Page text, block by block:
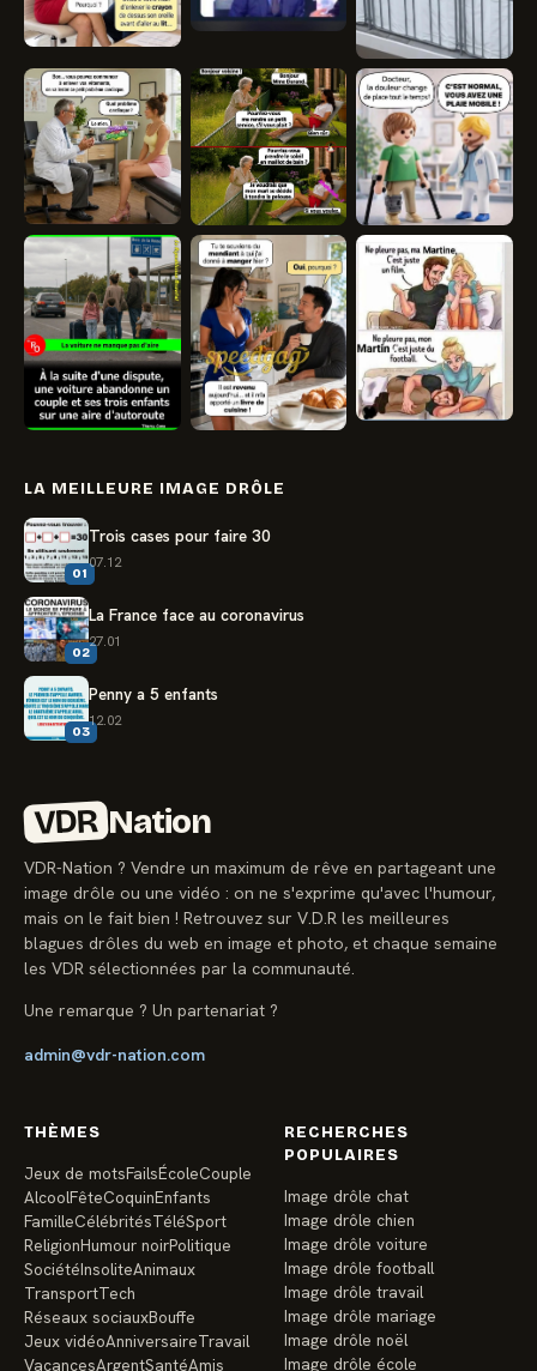
LA MEILLEURE IMAGE DRÔLE
01
Trois cases pour faire 30
07.12
02
La France face au coronavirus
27.01
03
Penny a 5 enfants
12.02
VDR Nation
VDR-Nation ? Vendre un maximum de rêve en partageant une
image drôle ou une vidéo : on ne s'exprime qu'avec l'humour,
mais on le fait bien ! Retrouvez sur V.D.R les meilleures
blagues drôles du web en image et photo, et chaque semaine
les VDR sélectionnées par la communauté.
Une remarque ? Un partenariat ?
admin@vdr-nation.com
THÈMES
Jeux de motsFailsÉcoleCouple
AlcoolFêteCoquinEnfants
FamilleCélébritésTéléSport
ReligionHumour noirPolitique
SociétéInsoliteAnimaux
TransportTech
Réseaux sociauxBouffe
Jeux vidéoAnniversaireTravail
VacancesArgentSantéAmis
RECHERCHES
POPULAIRES
Image drôle chat
Image drôle chien
Image drôle voiture
Image drôle football
Image drôle travail
Image drôle mariage
Image drôle noël
Image drôle école